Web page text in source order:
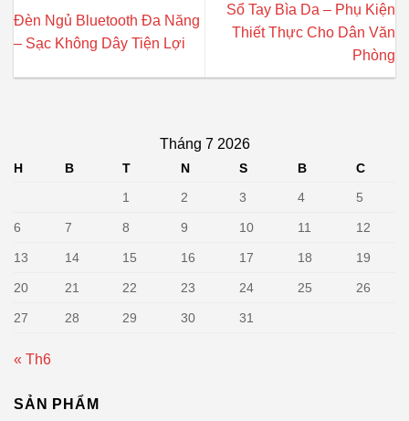
Đèn Ngủ Bluetooth Đa Năng
– Sạc Không Dây Tiện Lợi
Sổ Tay Bìa Da – Phụ Kiện
Thiết Thực Cho Dân Văn
Phòng
Tháng 7 2026
H B T N S B
C
1
2 3 4 5
6 7 8 9 10 11 12
13 14 15 16 17 18 19
20 21 22 23 24 25 26
27 28 29 30 31
« Th6
SẢN PHẨM